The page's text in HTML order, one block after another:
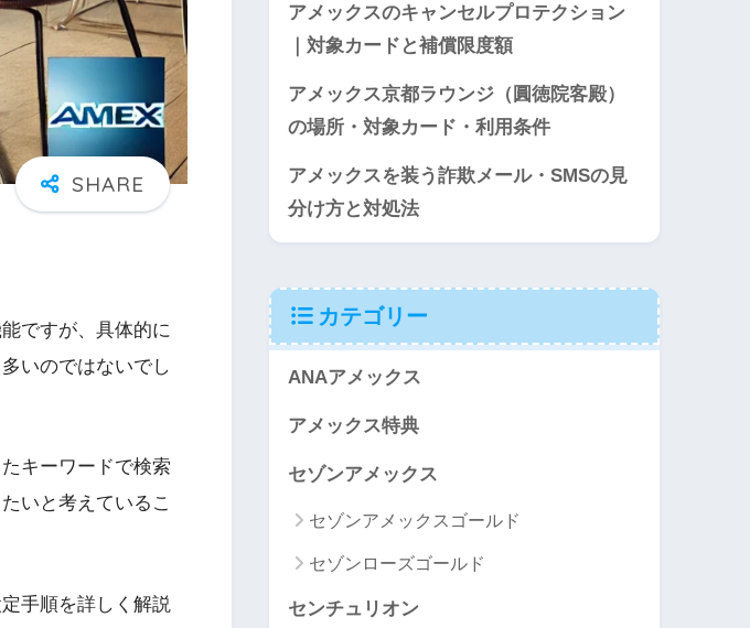
ですが、具体的に
いのではないでし
キーワードで検索
いと考えているこ
手順を詳しく解説
アメックスのキャンセルプロテクション
｜対象カードと補償限度額
アメックス京都ラウンジ（圓徳院客殿）
の場所・対象カード・利用条件
アメックスを装う詐欺メール・SMSの見
分け方と対処法
カテゴリー
ANAアメックス
アメックス特典
セゾンアメックス
セゾンアメックスゴールド
セゾンローズゴールド
センチュリオン